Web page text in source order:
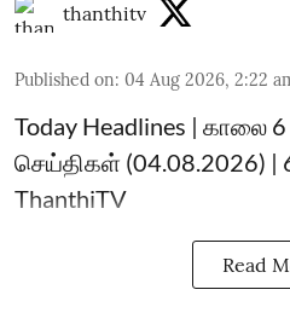
thanthitv
Published on: 04 Aug 2026, 2:22
Today Headlines | காலை
செய்திகள் (04.08.2026) |
ThanthiTV
Read